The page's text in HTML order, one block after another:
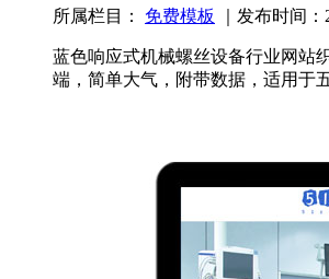
所属栏目： 免费模板 ｜发布时间
蓝色响应式机械螺丝设备行业网站
端，简单大气，附带数据，适用于